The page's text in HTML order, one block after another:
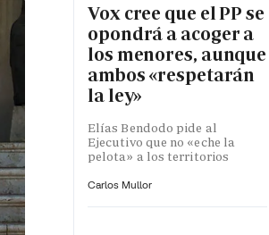
Vox cree que el PP se
opondrá a acoger a
los menores, aunque
ambos «respetarán
la ley»
Elías Bendodo pide al
Ejecutivo que no «eche la
pelota» a los territorios
Carlos Mullor